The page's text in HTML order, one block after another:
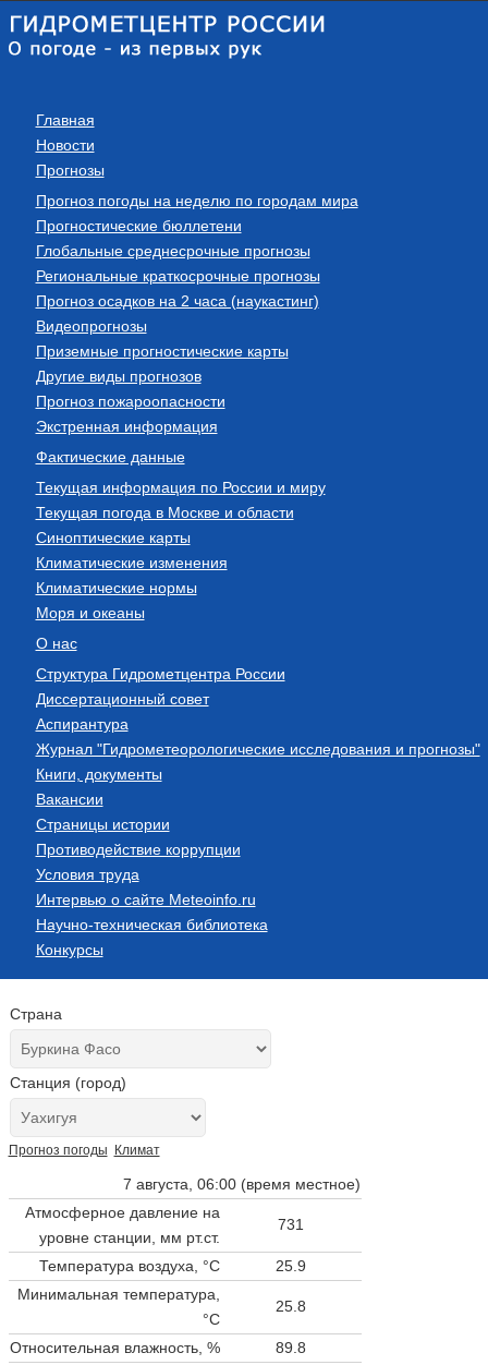
Главная
Новости
Прогнозы
Прогноз погоды на неделю по городам мира
Прогностические бюллетени
Глобальные среднесрочные прогнозы
Региональные краткосрочные прогнозы
Прогноз осадков на 2 часа (наукастинг)
Видеопрогнозы
Приземные прогностические карты
Другие виды прогнозов
Прогноз пожароопасности
Экстренная информация
Фактические данные
Текущая информация по России и миру
Текущая погода в Москве и области
Синоптические карты
Климатические изменения
Климатические нормы
Моря и океаны
О нас
Структура Гидрометцентра России
Диссертационный совет
Аспирантура
Журнал "Гидрометеорологические исследования и прогнозы"
Книги, документы
Вакансии
Страницы истории
Противодействие коррупции
Условия труда
Интервью о сайте Meteoinfo.ru
Научно-техническая библиотека
Конкурсы
Страна
Станция (город)
Прогноз погоды Климат
7 августа, 06:00 (время местное)
Атмосферное давление на
уровне станции, мм рт.ст.
731
Температура воздуха, °C
25.9
Минимальная температура,
°C
25.8
Относительная влажность, %
89.8